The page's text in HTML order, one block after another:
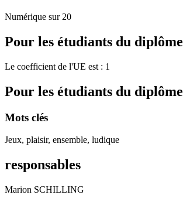
Numérique sur 20
Pour les étudiants du diplôme
Le coefficient de l'UE est : 1
Pour les étudiants du diplôme
Mots clés
Jeux, plaisir, ensemble, ludique
responsables
Marion SCHILLING